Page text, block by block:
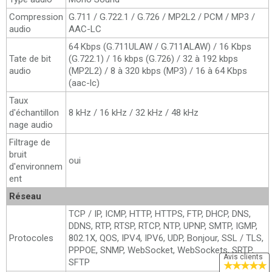
Compression
audio
G.711 / G.722.1 / G.726 / MP2L2 / PCM / MP3 /
AAC-LC
Tate de bit
audio
64 Kbps (G.711ULAW / G.711ALAW) / 16 Kbps
(G.722.1) / 16 kbps (G.726) / 32 à 192 kbps
(MP2L2) / 8 à 320 kbps (MP3) / 16 à 64 Kbps
(aac-lc)
Taux
d'échantillon
nage audio
8 kHz / 16 kHz / 32 kHz / 48 kHz
Filtrage de
bruit
d'environnem
ent
oui
Réseau
Protocoles
TCP / IP, ICMP, HTTP, HTTPS, FTP, DHCP, DNS,
DDNS, RTP, RTSP, RTCP, NTP, UPNP, SMTP, IGMP,
802.1X, QOS, IPV4, IPV6, UDP, Bonjour, SSL / TLS,
PPPOE, SNMP, WebSocket, WebSockets, SRTP,
SFTP
Avis clients
★★★★★